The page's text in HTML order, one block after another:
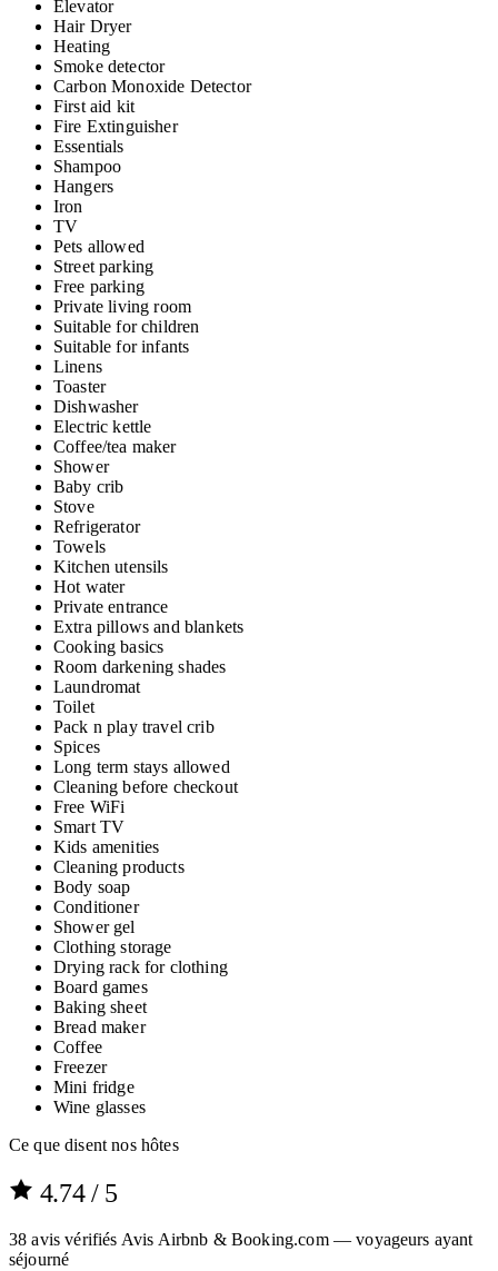
Elevator
Hair Dryer
Heating
Smoke detector
Carbon Monoxide Detector
First aid kit
Fire Extinguisher
Essentials
Shampoo
Hangers
Iron
TV
Pets allowed
Street parking
Free parking
Private living room
Suitable for children
Suitable for infants
Linens
Toaster
Dishwasher
Electric kettle
Coffee/tea maker
Shower
Baby crib
Stove
Refrigerator
Towels
Kitchen utensils
Hot water
Private entrance
Extra pillows and blankets
Cooking basics
Room darkening shades
Laundromat
Toilet
Pack n play travel crib
Spices
Long term stays allowed
Cleaning before checkout
Free WiFi
Smart TV
Kids amenities
Cleaning products
Body soap
Conditioner
Shower gel
Clothing storage
Drying rack for clothing
Board games
Baking sheet
Bread maker
Coffee
Freezer
Mini fridge
Wine glasses
Ce que disent nos hôtes
4.74 / 5
38 avis vérifiés Avis Airbnb & Booking.com — voyageurs ayant
séjourné